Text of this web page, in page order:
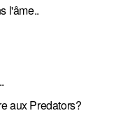
l'âme..
aux Predators?